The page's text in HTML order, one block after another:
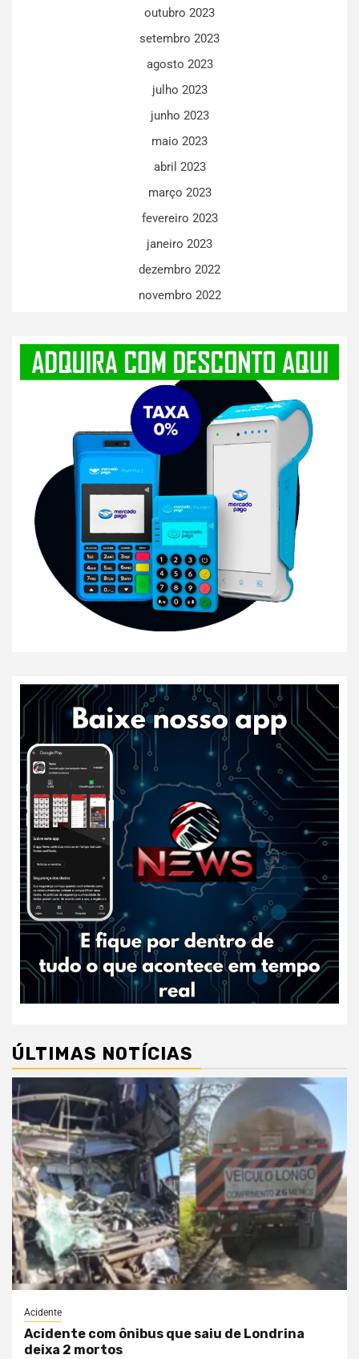
outubro 2023
setembro 2023
agosto 2023
julho 2023
junho 2023
maio 2023
abril 2023
março 2023
fevereiro 2023
janeiro 2023
dezembro 2022
novembro 2022
ÚLTIMAS NOTÍCIAS
Acidente
Acidente com ônibus que saiu de Londrina
deixa 2 mortos